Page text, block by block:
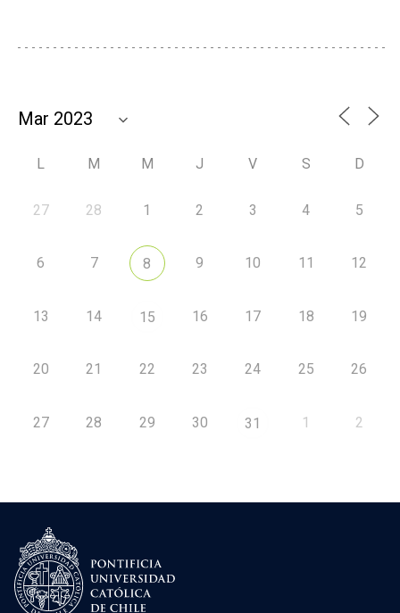
L M M J V S D
27 28 1 2 3 4 5
6 7 8 9 10 11 12
13 14 15 16 17 18 19
20 21 22 23 24 25 26
27 28 29 30 31 1 2